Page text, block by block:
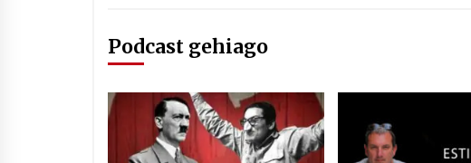
Podcast gehiago